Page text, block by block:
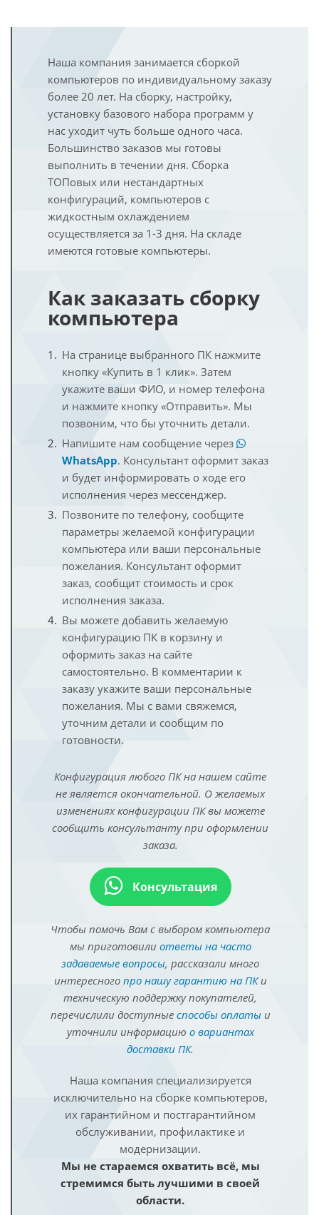
Наша компания занимается сборкой
компьютеров по индивидуальному заказу
более 20 лет. На сборку, настройку,
установку базового набора программ у
нас уходит чуть больше одного часа.
Большинство заказов мы готовы
выполнить в течении дня. Сборка
ТОПовых или нестандартных
конфигураций, компьютеров с
жидкостным охлаждением
осуществляется за 1-3 дня. На складе
имеются готовые компьютеры.
Как заказать сборку
компьютера
На странице выбранного ПК нажмите
кнопку «Купить в 1 клик». Затем
укажите ваши ФИО, и номер телефона
и нажмите кнопку «Отправить». Мы
позвоним, что бы уточнить детали.
Напишите нам сообщение через
WhatsApp. Консультант оформит заказ
и будет информировать о ходе его
исполнения через мессенджер.
Позвоните по телефону, сообщите
параметры желаемой конфигурации
компьютера или ваши персональные
пожелания. Консультант оформит
заказ, сообщит стоимость и срок
исполнения заказа.
Вы можете добавить желаемую
конфигурацию ПК в корзину и
оформить заказ на сайте
самостоятельно. В комментарии к
заказу укажите ваши персональные
пожелания. Мы с вами свяжемся,
уточним детали и сообщим по
готовности.
Конфигурация любого ПК на нашем сайте
не является окончательной. О желаемых
изменениях конфигурации ПК вы можете
сообщить консультанту при оформлении
заказа.
Консультация
Чтобы помочь Вам с выбором компьютера
мы приготовили ответы на часто
задаваемые вопросы, рассказали много
интересного про нашу гарантию на ПКи
техническую поддержку покупателей,
перечислили доступные способы оплатыи
уточнили информацию о вариантах
доставки ПК.
Наша компания специализируется
исключительно на сборке компьютеров,
их гарантийном и постгарантийном
обслуживании, профилактике и
модернизации.
Мы не стараемся охватить всё, мы
стремимся быть лучшими в своей
области.